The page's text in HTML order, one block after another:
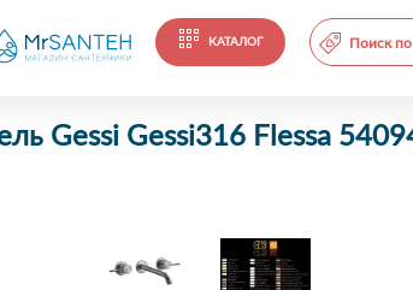
КАТАЛОГ Поиск
Gessi Gessi316 Flessa